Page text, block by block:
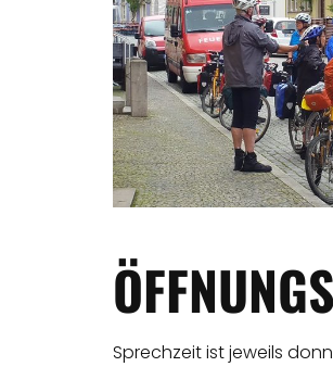
Sprechzeit ist jeweils